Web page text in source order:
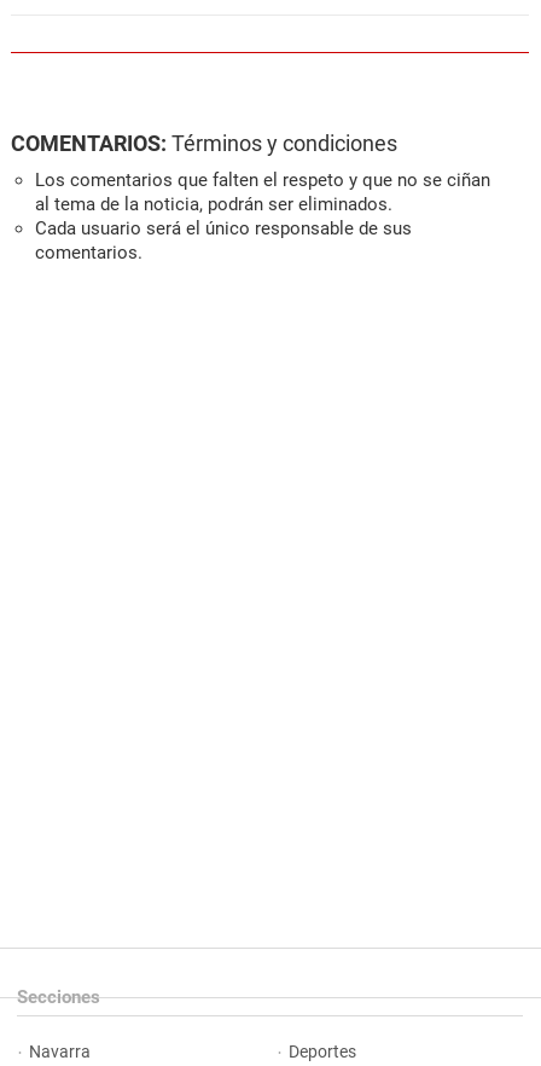
COMENTARIOS: Términos y condiciones
Los comentarios que falten el respeto y que no se ciñan
al tema de la noticia, podrán ser eliminados.
Cada usuario será el único responsable de sus
comentarios.
Secciones
Navarra Deportes